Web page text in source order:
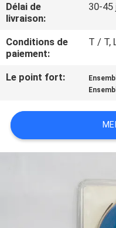
CONTRÔLE
DE
LA
NOUS
CONTACTER
DEMANDEZ
Délai de
livraison:
30-45
Conditions de
paiement:
T / T,
Le point fort: